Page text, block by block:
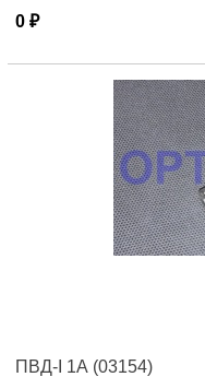
0 ₽
ПВД-I 1А (03154)